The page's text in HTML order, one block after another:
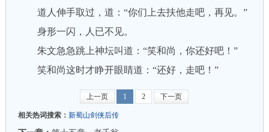
道人伸手取过，道：“你们上去扶他走吧，再见。”
身形一闪，人已不见。
朱文急急跳上神坛叫道：“笑和尚，你还好吧！”
笑和尚这时才睁开眼睛道：“还好，走吧！”
上一页 1 2 下一页
相关热词搜索： 新蜀山剑侠后传